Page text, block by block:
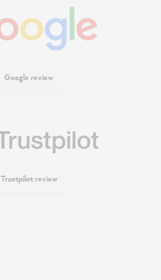
Google review
Trustpilot review